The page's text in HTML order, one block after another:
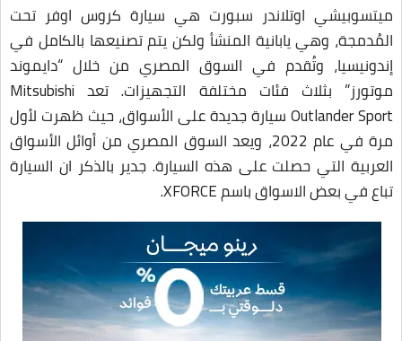
ميتسوبيشي اوتلاندر سبورت هي سيارة كروس اوفر تحت
المُدمجة، وهي يابانية المنشأ ولكن يتم تصنيعها بالكامل في
إندونيسيا، وتُقدم في السوق المصري من خلال “دايموند
موتورز” بثلاث فئات مختلفة التجهيزات. تعد Mitsubishi
Outlander Sport سيارة جديدة على الأسواق، حيث ظهرت لأول
مرة في عام 2022، ويعد السوق المصري من أوائل الأسواق
العربية التي حصلت على هذه السيارة. جدير بالذكر ان السيارة
تباع في بعض الاسواق باسم XFORCE.